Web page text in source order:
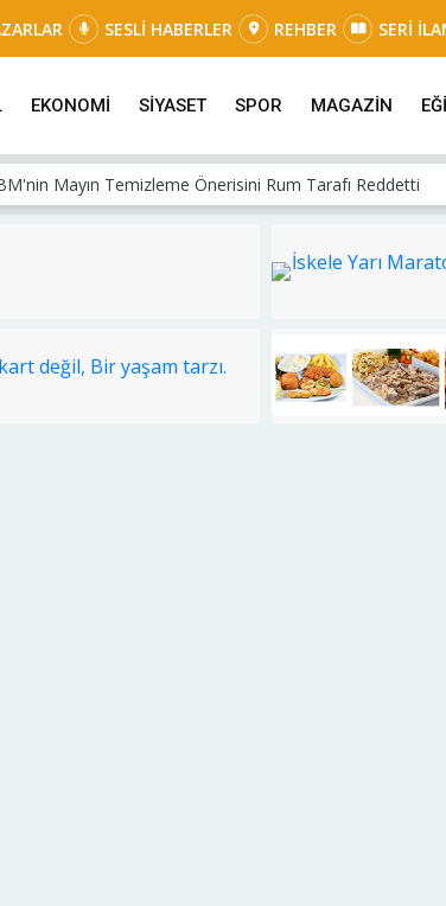
SESLİ HABERLER REHBER SERİ
EKONOMİ SİYASET SPOR MAGAZİN
Tapuda Dijital Dönem Eylülde Başlıyor